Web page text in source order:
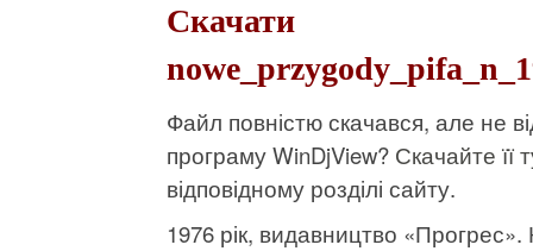
Скачати
Файл повністю скачався, але не
програму WinDjView? Скачайте її
відповідному розділі сайту.
1976 рік, видавництво «Прогрес».